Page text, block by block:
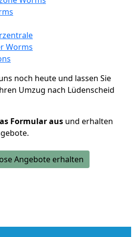
Worms
noch heute und lassen Sie
Umzug nach Lüdenscheid
Formular aus und erhalten
Angebote erhalten